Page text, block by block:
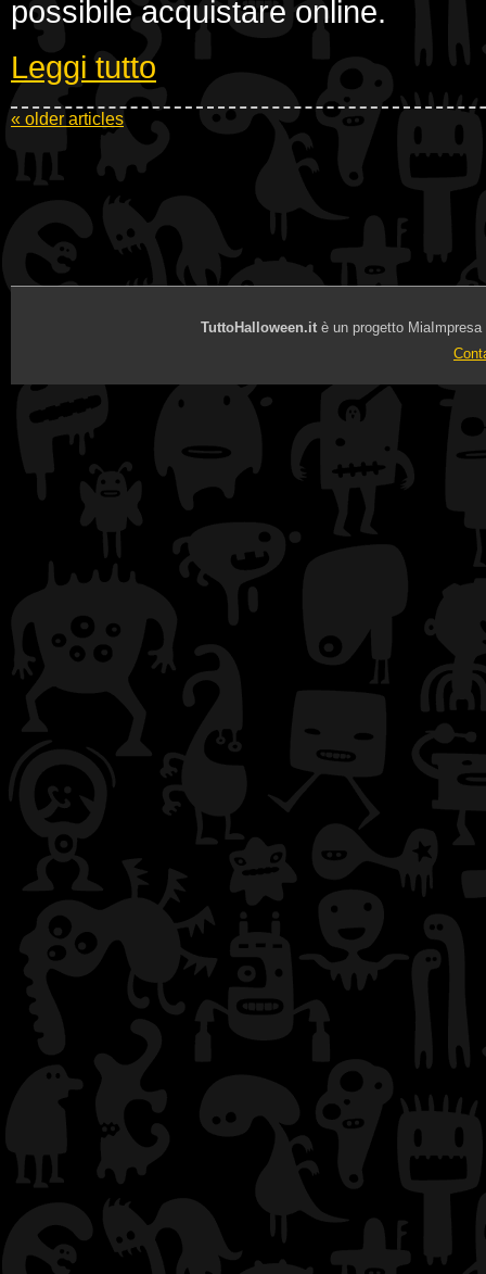
possibile acquistare online.
Leggi tutto
« older articles
TuttoHalloween.itè un progetto MiaImpresa